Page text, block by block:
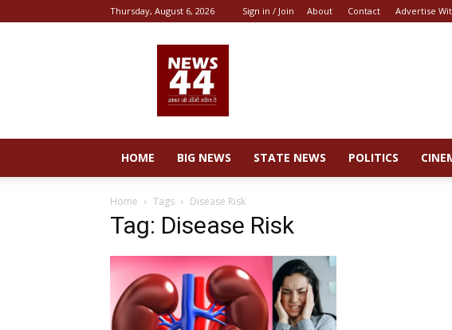
Thursday, August 6, 2026 Sign in / Join About Contact Advertise
44
HOME BIG NEWS STATE NEWS POLITICS
Home Tags Disease Risk
Tag: Disease Risk